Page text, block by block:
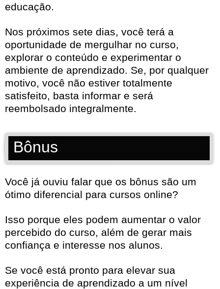
educação.
Nos próximos sete dias, você terá a
oportunidade de mergulhar no curso,
explorar o conteúdo e experimentar o
ambiente de aprendizado. Se, por qualquer
motivo, você não estiver totalmente
satisfeito, basta informar e será
reembolsado integralmente.
Bônus
Você já ouviu falar que os bônus são um
ótimo diferencial para cursos online?
Isso porque eles podem aumentar o valor
percebido do curso, além de gerar mais
confiança e interesse nos alunos.
Se você está pronto para elevar sua
experiência de aprendizado a um nível